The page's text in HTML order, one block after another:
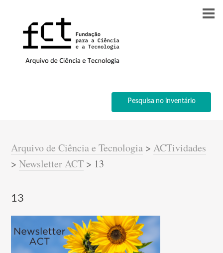
Pesquisa no inventário
Arquivo de Ciência e Tecnologia >ACTividades
>Newsletter ACT > 13
13